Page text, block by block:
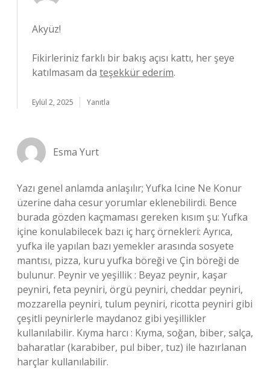
Akyüz!
Fikirleriniz farklı bir bakış açısı kattı, her şeye
katılmasam da teşekkür ederim.
Eylül 2, 2025 Yanıtla
Esma Yurt
Yazı genel anlamda anlaşılır; Yufka Icine Ne Konur
üzerine daha cesur yorumlar eklenebilirdi. Bence
burada gözden kaçmaması gereken kısım şu: Yufka
içine konulabilecek bazı iç harç örnekleri: Ayrıca,
yufka ile yapılan bazı yemekler arasında sosyete
mantısı, pizza, kuru yufka böreği ve Çin böreği de
bulunur. Peynir ve yeşillik : Beyaz peynir, kaşar
peyniri, feta peyniri, örgü peyniri, cheddar peyniri,
mozzarella peyniri, tulum peyniri, ricotta peyniri gibi
çeşitli peynirlerle maydanoz gibi yeşillikler
kullanılabilir. Kıyma harcı : Kıyma, soğan, biber, salça,
baharatlar (karabiber, pul biber, tuz) ile hazırlanan
harçlar kullanılabilir.